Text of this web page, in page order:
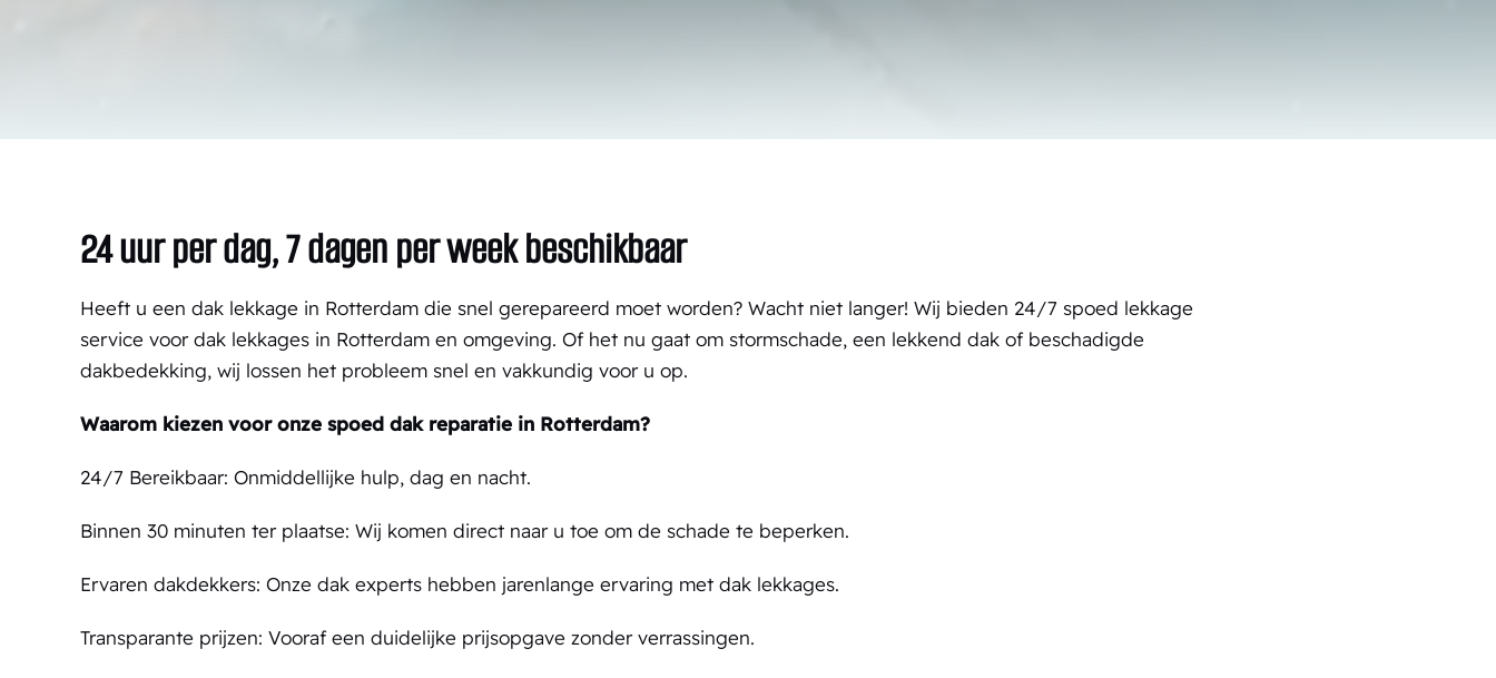
24 uur per dag, 7 dagen per week beschikbaar
Heeft u een dak lekkage in Rotterdam die snel gerepareerd moet worden? Wacht niet langer! Wij bieden 24/7 spoed lekkage
service voor dak lekkages in Rotterdam en omgeving. Of het nu gaat om stormschade, een lekkend dak of beschadigde
dakbedekking, wij lossen het probleem snel en vakkundig voor u op.
Waarom kiezen voor onze spoed dak reparatie in Rotterdam?
24/7 Bereikbaar: Onmiddellijke hulp, dag en nacht.
Binnen 30 minuten ter plaatse: Wij komen direct naar u toe om de schade te beperken.
Ervaren dakdekkers: Onze dak experts hebben jarenlange ervaring met dak lekkages.
Transparante prijzen: Vooraf een duidelijke prijsopgave zonder verrassingen.